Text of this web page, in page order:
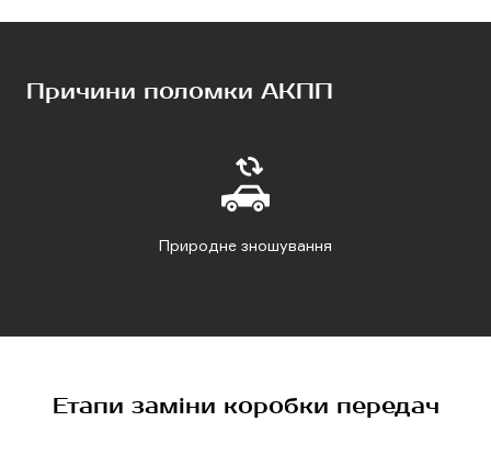
Причини поломки АКПП
Природне зношування
Етапи заміни коробки передач